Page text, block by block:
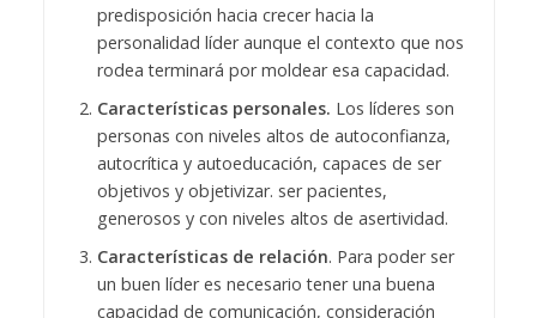
predisposición hacia crecer hacia la
personalidad líder aunque el contexto que nos
rodea terminará por moldear esa capacidad.
Características personales. Los líderes son
personas con niveles altos de autoconfianza,
autocrítica y autoeducación, capaces de ser
objetivos y objetivizar. ser pacientes,
generosos y con niveles altos de asertividad.
Características de relación. Para poder ser
un buen líder es necesario tener una buena
capacidad de comunicación, consideración